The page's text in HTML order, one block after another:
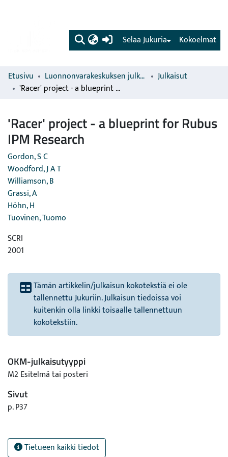
(current) Kokoelmat
Selaa Jukuria
Etusivu Luonnonvarakeskuksen julkaisut
Julkaisut
'Racer' project - a blueprint for Rubus IPM Research
'Racer' project - a blueprint for Rubus
IPM Research
Gordon, S C
Woodford, J A T
Williamson, B
Grassi, A
Höhn, H
Tuovinen, Tuomo
SCRI
2001
Tämän artikkelin/julkaisun kokotekstiä ei ole
tallennettu Jukuriin. Julkaisun tiedoissa voi
kuitenkin olla linkki toisaalle tallennettuun
kokotekstiin.
OKM-julkaisutyyppi
M2 Esitelmä tai posteri
Sivut
p. P37
Tietueen kaikki tiedot